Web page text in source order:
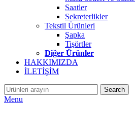
Saatler
Sekreterlikler
Tekstil Ürünleri
Şapka
Tişörtler
Diğer Ürünler
HAKKIMIZDA
İLETİŞİM
Search
Menu